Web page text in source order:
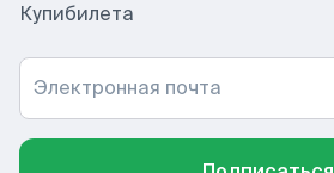
Купибилета
Электронная почта